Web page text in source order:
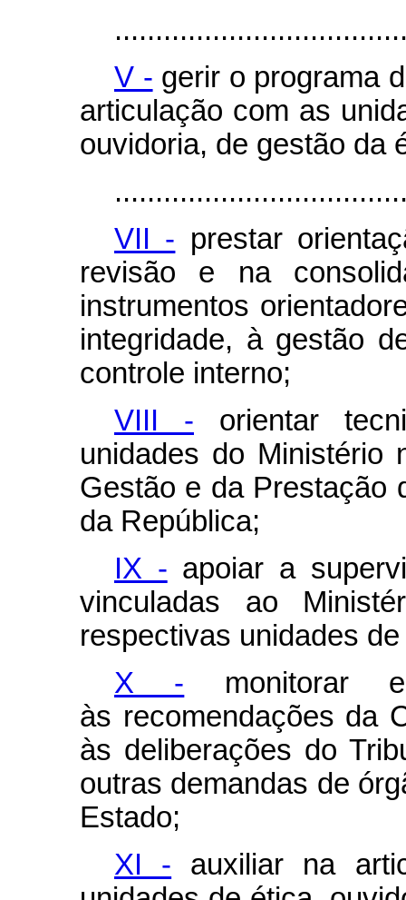
V - gerir o programa
articulação com as
ouvidoria, de gestão da
VII - prestar
revisão e na
instrumentos
integridade, à gestão
controle interno;
VIII - orientar
unidades do Ministério
Gestão e da Prestação
da República;
IX - apoiar a
vinculadas ao
respectivas unidades
X - monitorar
às recomendações da
às deliberações do
outras demandas de
Estado;
XI - auxiliar na